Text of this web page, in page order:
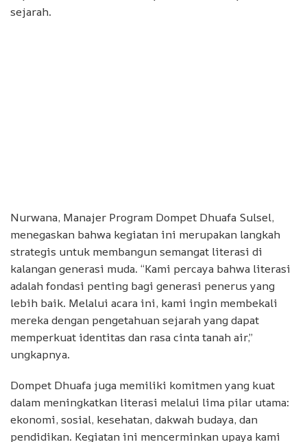
sejarah.
Nurwana, Manajer Program Dompet Dhuafa Sulsel,
menegaskan bahwa kegiatan ini merupakan langkah
strategis untuk membangun semangat literasi di
kalangan generasi muda. “Kami percaya bahwa literasi
adalah fondasi penting bagi generasi penerus yang
lebih baik. Melalui acara ini, kami ingin membekali
mereka dengan pengetahuan sejarah yang dapat
memperkuat identitas dan rasa cinta tanah air,”
ungkapnya.
Dompet Dhuafa juga memiliki komitmen yang kuat
dalam meningkatkan literasi melalui lima pilar utama:
ekonomi, sosial, kesehatan, dakwah budaya, dan
pendidikan. Kegiatan ini mencerminkan upaya kami